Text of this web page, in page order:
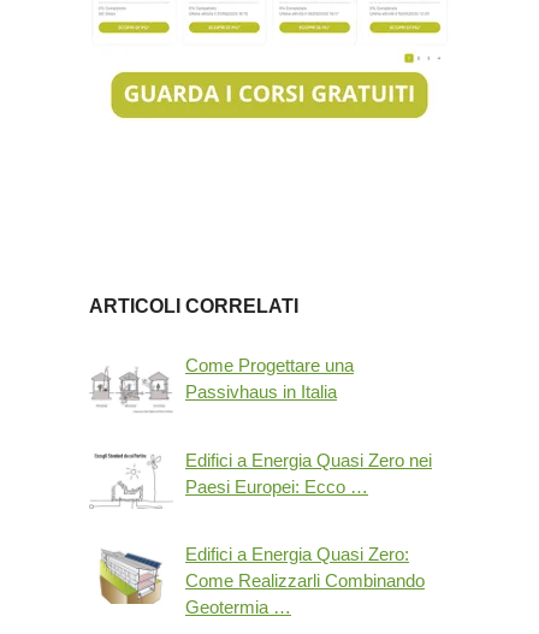
ARTICOLI CORRELATI
Come Progettare una
Passivhaus in Italia
Edifici a Energia Quasi Zero nei
Paesi Europei: Ecco …
Edifici a Energia Quasi Zero:
Come Realizzarli Combinando
Geotermia …